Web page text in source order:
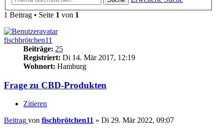
1 Beitrag • Seite 1 von 1
fischbrötchen11
Beiträge: 25
Registriert: Di 14. Mär 2017, 12:19
Wohnort: Hamburg
Frage zu CBD-Produkten
Zitieren
Beitrag von fischbrötchen11 » Di 29. Mär 2022, 09:07